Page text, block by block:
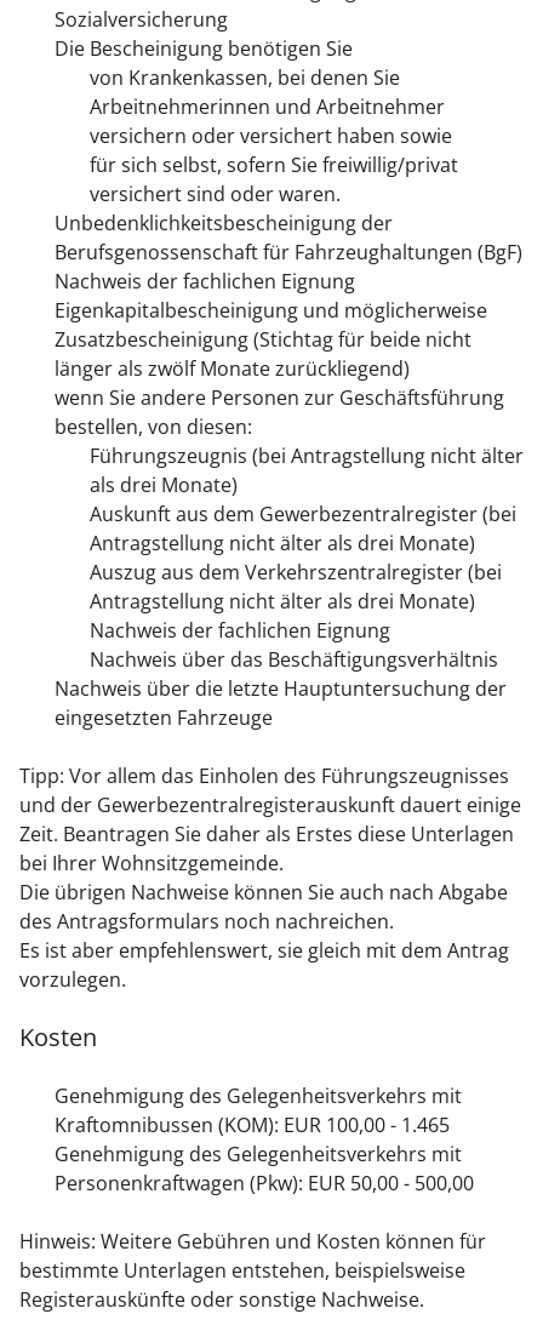
Sozialversicherung
Die Bescheinigung benötigen Sie
von Krankenkassen, bei denen Sie
Arbeitnehmerinnen und Arbeitnehmer
versichern oder versichert haben sowie
für sich selbst, sofern Sie freiwillig/privat
versichert sind oder waren.
Unbedenklichkeitsbescheinigung der
Berufsgenossenschaft für Fahrzeughaltungen (BgF)
Nachweis der fachlichen Eignung
Eigenkapitalbescheinigung und möglicherweise
Zusatzbescheinigung (Stichtag für beide nicht
länger als zwölf Monate zurückliegend)
wenn Sie andere Personen zur Geschäftsführung
bestellen, von diesen:
Führungszeugnis (bei Antragstellung nicht älter
als drei Monate)
Auskunft aus dem Gewerbezentralregister (bei
Antragstellung nicht älter als drei Monate)
Auszug aus dem Verkehrszentralregister (bei
Antragstellung nicht älter als drei Monate)
Nachweis der fachlichen Eignung
Nachweis über das Beschäftigungsverhältnis
Nachweis über die letzte Hauptuntersuchung der
eingesetzten Fahrzeuge
Tipp: Vor allem das Einholen des Führungszeugnisses
und der Gewerbezentralregisterauskunft dauert einige
Zeit. Beantragen Sie daher als Erstes diese Unterlagen
bei Ihrer Wohnsitzgemeinde.
Die übrigen Nachweise können Sie auch nach Abgabe
des Antragsformulars noch nachreichen.
Es ist aber empfehlenswert, sie gleich mit dem Antrag
vorzulegen.
Kosten
Genehmigung des Gelegenheitsverkehrs mit
Kraftomnibussen (KOM): EUR 100,00 - 1.465
Genehmigung des Gelegenheitsverkehrs mit
Personenkraftwagen (Pkw): EUR 50,00 - 500,00
Hinweis: Weitere Gebühren und Kosten können für
bestimmte Unterlagen entstehen, beispielsweise
Registerauskünfte oder sonstige Nachweise.